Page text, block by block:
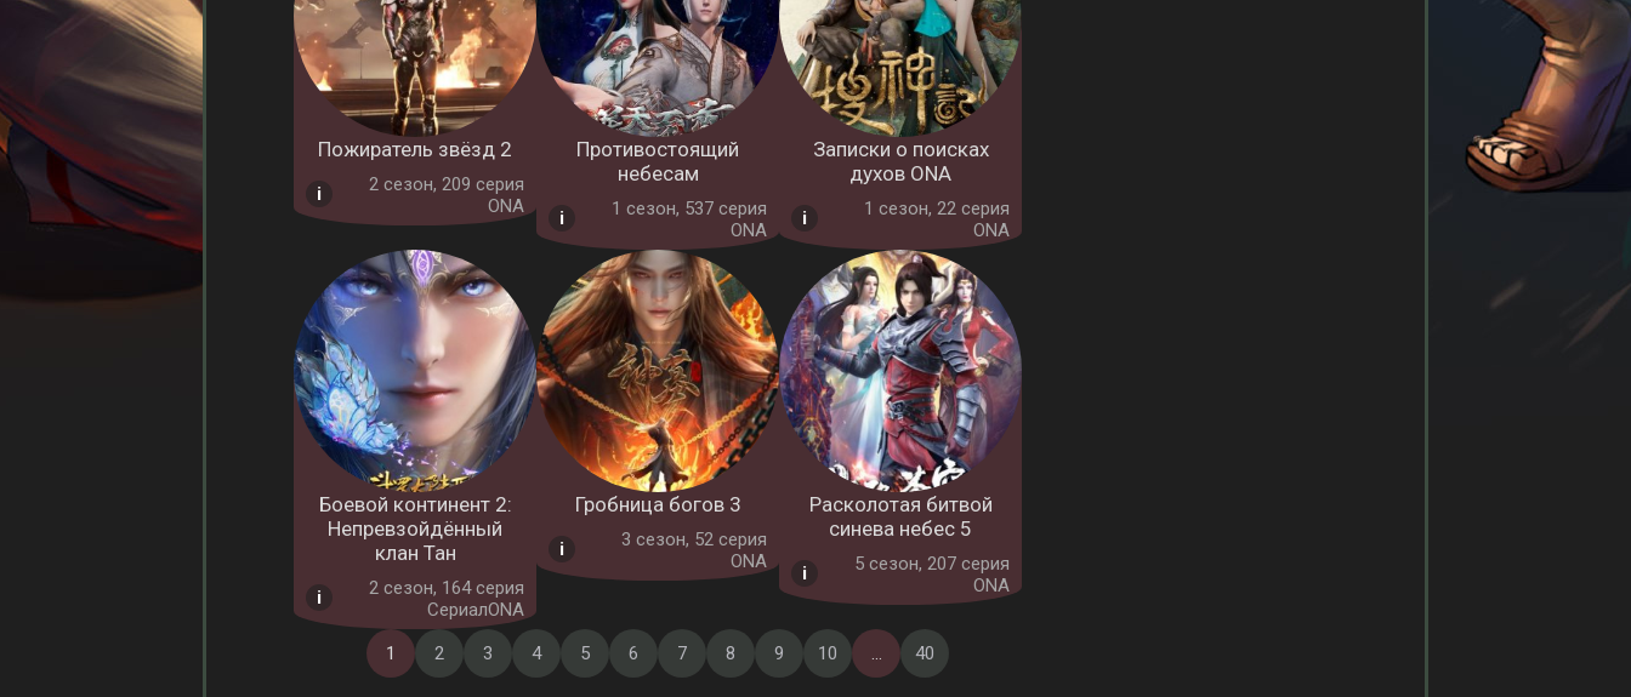
Пожиратель звёзд 2
2 cезон, 209 серия
ONA
Противостоящий
небесам
1 cезон, 537 серия
ONA
Записки о поисках
духов ONA
1 cезон, 22 серия
ONA
Боевой континент 2:
Непревзойдённый
клан Тан
2 cезон, 164 серия
СериалONA
Гробница богов 3
3 cезон, 52 серия
ONA
Расколотая битвой
синева небес 5
5 cезон, 207 серия
ONA
1 2 3 4 5 6 7 8 9 10 ... 40